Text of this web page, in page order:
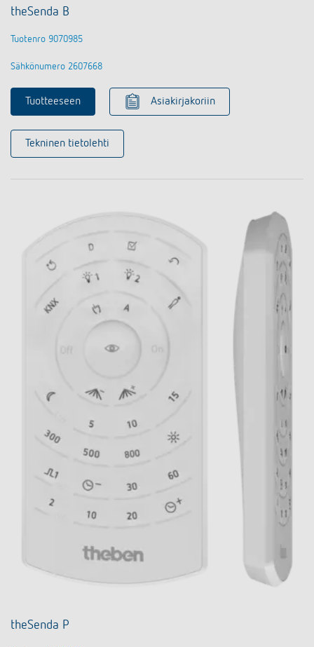
theSenda B
Tuotenro 9070985
Sähkönumero 2607668
Tuotteeseen Asiakirjakoriin
Tekninen tietolehti
theSenda P